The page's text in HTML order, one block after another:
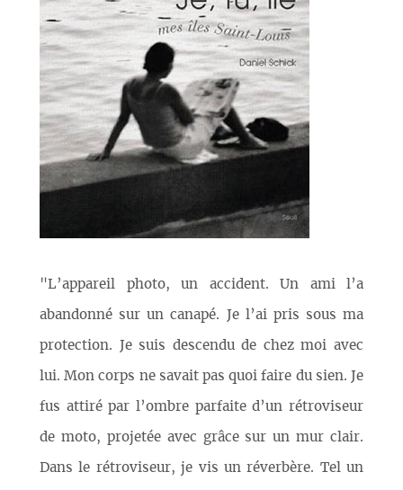
"L’appareil photo, un accident. Un ami l’a
abandonné sur un canapé. Je l’ai pris sous ma
protection. Je suis descendu de chez moi avec
lui. Mon corps ne savait pas quoi faire du sien. Je
fus attiré par l’ombre parfaite d’un rétroviseur
de moto, projetée avec grâce sur un mur clair.
Dans le rétroviseur, je vis un réverbère. Tel un